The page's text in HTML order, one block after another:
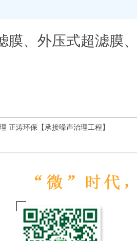
膜、外压式超滤膜
正涛环保【承接噪声治理工程】